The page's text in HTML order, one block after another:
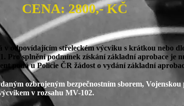
CENA: 2800,- KČ
v odpovídajícím střeleckém výcviku s krátkou nebo
Pro splnění podmínek získání základní aprobace je
podá u Policie ČR žádost o vydání základní
ozbrojeným bezpečnostním sborem, Vojenskou
v rozsahu MV-102.